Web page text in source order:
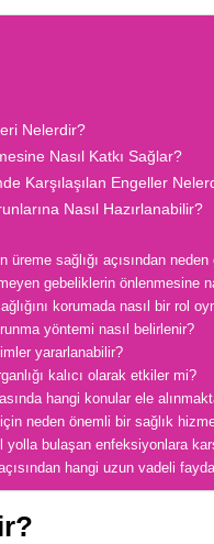
Nelerdir?
Nasıl Katkı Sağlar?
Karşılaşılan Engeller
Nasıl Hazırlanabilir?
sağlığı açısından
gebeliklerin önlenmesine
korumada nasıl bir rol
yöntemi nasıl belirlenir?
yararlanabilir?
kalıcı olarak etkiler mi?
hangi konular ele
neden önemli bir sağlık
bulaşan enfeksiyonlara
hangi uzun vadeli